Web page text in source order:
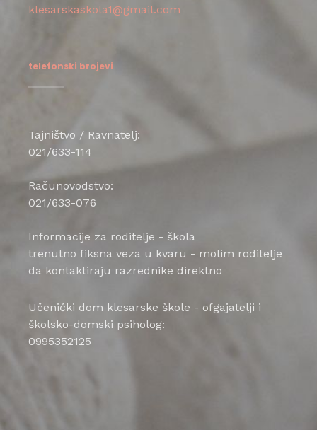
klesarskaskola1@gmail.com
telefonski brojevi
Tajništvo / Ravnatelj:
021/633-114
Računovodstvo:
021/633-076
Informacije za roditelje - škola
trenutno fiksna veza u kvaru - molim roditelje
da kontaktiraju razrednike direktno
Učenički dom klesarske škole - ofgajatelji i
školsko-domski psiholog:
0995352125